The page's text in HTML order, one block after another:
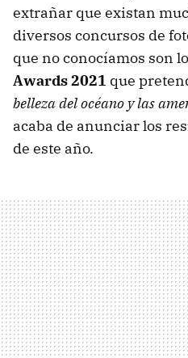
extrañar que existan
diversos concursos de
que no conocíamos son
Awards 2021 que
belleza del océano y las
acaba de anunciar los
de este año.